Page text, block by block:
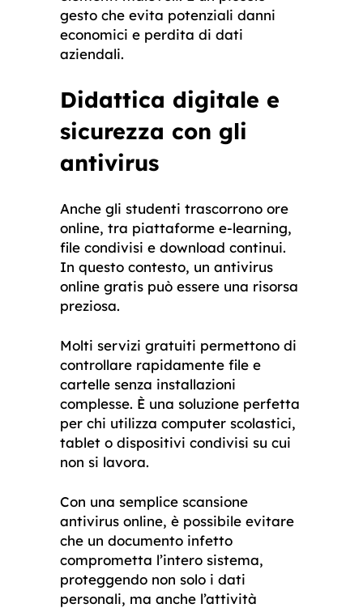
gesto che evita potenziali danni
economici e perdita di dati
aziendali.
Didattica digitale e
sicurezza con gli
antivirus
Anche gli studenti trascorrono ore
online, tra piattaforme e-learning,
file condivisi e download continui.
In questo contesto, un antivirus
online gratis può essere una risorsa
preziosa.
Molti servizi gratuiti permettono di
controllare rapidamente file e
cartelle senza installazioni
complesse. È una soluzione perfetta
per chi utilizza computer scolastici,
tablet o dispositivi condivisi su cui
non si lavora.
Con una semplice scansione
antivirus online, è possibile evitare
che un documento infetto
comprometta l’intero sistema,
proteggendo non solo i dati
personali, ma anche l’attività